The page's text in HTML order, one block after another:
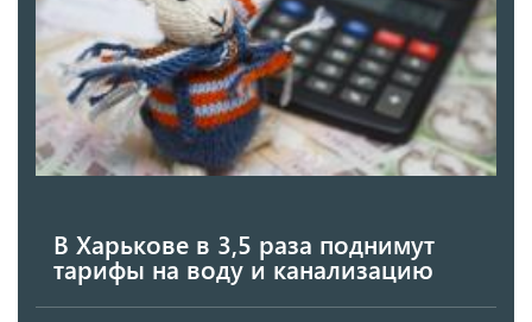
В Харькове в 3,5 раза поднимут
тарифы на воду и канализацию